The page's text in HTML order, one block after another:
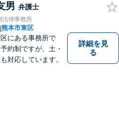
関係トラブルまで
談いただいており
軽にご相談くださ
男 弁護士
法律事務所
|熊本市東区
にある事務所で
約制ですが、土・
対応しています。
詳細を見
る